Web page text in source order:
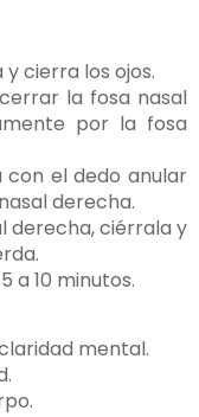
cierra los ojos.
la fosa nasal
por la fosa
con el dedo anular
derecha.
derecha, ciérrala y
a 10 minutos.
mental.